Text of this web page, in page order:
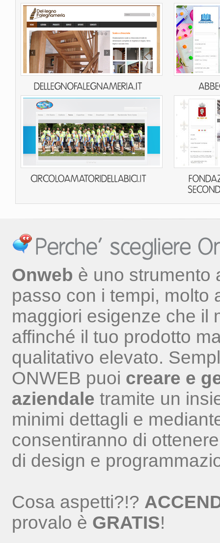
Onweb è uno strumento
passo con i tempi, molto
maggiori esigenze che il
affinché il tuo prodotto
qualitativo elevato.
ONWEB puoi creare e
aziendale tramite un
minimi dettagli e
consentiranno di
di design e
Cosa aspetti?!?
provalo è GRATIS!